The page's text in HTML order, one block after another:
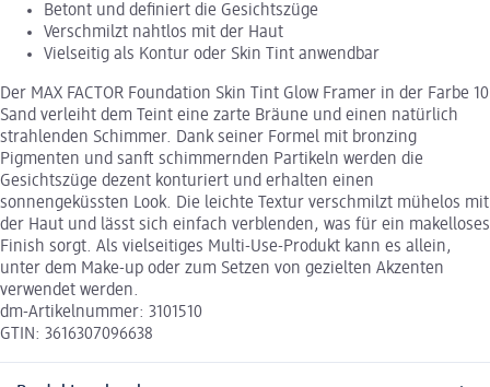
Betont und definiert die Gesichtszüge
Verschmilzt nahtlos mit der Haut
Vielseitig als Kontur oder Skin Tint anwendbar
Der MAX FACTOR Foundation Skin Tint Glow Framer in der Farbe 10
Sand verleiht dem Teint eine zarte Bräune und einen natürlich
strahlenden Schimmer. Dank seiner Formel mit bronzing
Pigmenten und sanft schimmernden Partikeln werden die
Gesichtszüge dezent konturiert und erhalten einen
sonnengeküssten Look. Die leichte Textur verschmilzt mühelos mit
der Haut und lässt sich einfach verblenden, was für ein makelloses
Finish sorgt. Als vielseitiges Multi-Use-Produkt kann es allein,
unter dem Make-up oder zum Setzen von gezielten Akzenten
verwendet werden.
dm-Artikelnummer: 3101510
GTIN: 3616307096638